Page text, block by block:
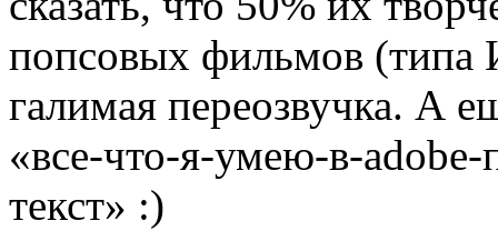
попсовых фильмов (типа
галимая переозвучка. А
«все-что-я-умею-в-
текст» :)